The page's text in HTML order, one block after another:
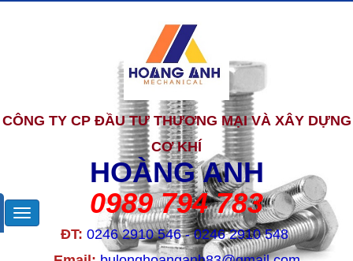
CÔNG TY CP ĐẦU TƯ THƯƠNG MẠI VÀ XÂY DỰNG
CƠ KHÍ
HOÀNG ANH
0989 794 783
ĐT: 0246 2910 546 - 0246 2910 548